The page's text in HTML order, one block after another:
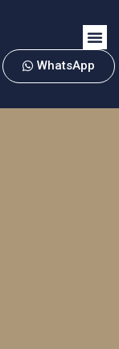
WhatsApp